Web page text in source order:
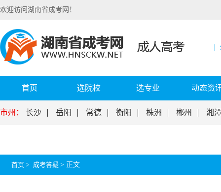
欢迎访问湖南省成考网！
首页 选院校 选专业 动态资
市州： 长沙 岳阳 常德 衡阳 株洲 郴州 湘
首页 > 成考答疑 > 正文